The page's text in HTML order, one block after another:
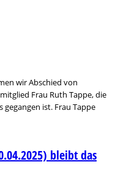
wir Abschied von
Frau Ruth Tappe, die
gegangen ist. Frau Tappe
bleibt das